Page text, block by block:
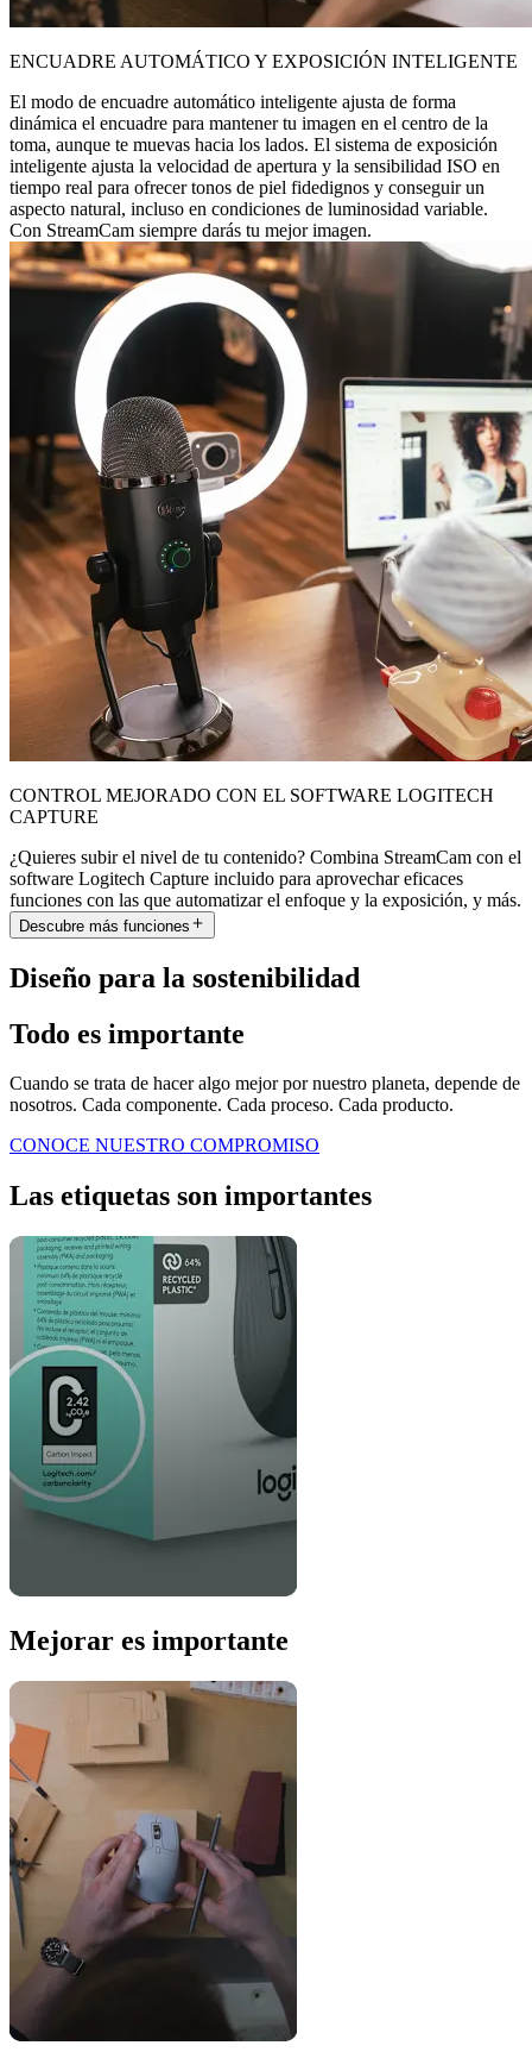
ENCUADRE AUTOMÁTICO Y EXPOSICIÓN INTELIGENTE
El modo de encuadre automático inteligente ajusta de forma
dinámica el encuadre para mantener tu imagen en el centro de la
toma, aunque te muevas hacia los lados. El sistema de exposición
inteligente ajusta la velocidad de apertura y la sensibilidad ISO en
tiempo real para ofrecer tonos de piel fidedignos y conseguir un
aspecto natural, incluso en condiciones de luminosidad variable.
Con StreamCam siempre darás tu mejor imagen.
CONTROL MEJORADO CON EL SOFTWARE LOGITECH
CAPTURE
¿Quieres subir el nivel de tu contenido? Combina StreamCam con el
software Logitech Capture incluido para aprovechar eficaces
funciones con las que automatizar el enfoque y la exposición, y más.
Descubre más funciones
Diseño para la sostenibilidad
Todo es importante
Cuando se trata de hacer algo mejor por nuestro planeta, depende de
nosotros. Cada componente. Cada proceso. Cada producto.
CONOCE NUESTRO COMPROMISO
Las etiquetas son importantes
Mejorar es importante